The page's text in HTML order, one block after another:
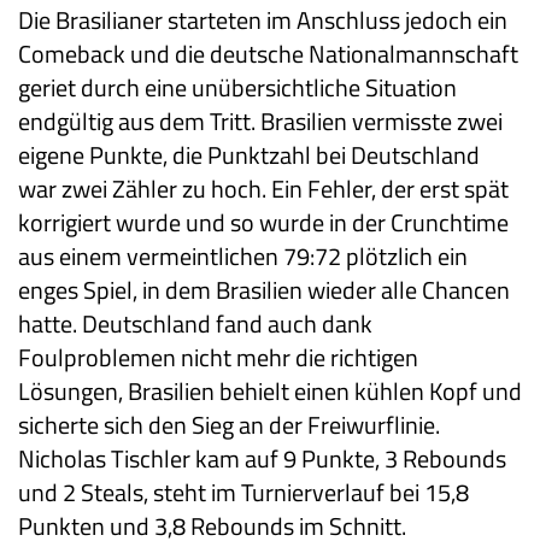
Die Brasilianer starteten im Anschluss jedoch ein
Comeback und die deutsche Nationalmannschaft
geriet durch eine unübersichtliche Situation
endgültig aus dem Tritt. Brasilien vermisste zwei
eigene Punkte, die Punktzahl bei Deutschland
war zwei Zähler zu hoch. Ein Fehler, der erst spät
korrigiert wurde und so wurde in der Crunchtime
aus einem vermeintlichen 79:72 plötzlich ein
enges Spiel, in dem Brasilien wieder alle Chancen
hatte. Deutschland fand auch dank
Foulproblemen nicht mehr die richtigen
Lösungen, Brasilien behielt einen kühlen Kopf und
sicherte sich den Sieg an der Freiwurflinie.
Nicholas Tischler kam auf 9 Punkte, 3 Rebounds
und 2 Steals, steht im Turnierverlauf bei 15,8
Punkten und 3,8 Rebounds im Schnitt.